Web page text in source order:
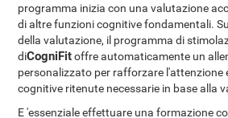
programma inizia con una valutazione
di altre funzioni cognitive fondamentali.
della valutazione, il programma di
diCogniFitoffre automaticamente un
personalizzato per rafforzare l'attenzione
cognitive ritenute necessarie in base alla
E 'essenziale effettuare una formazione